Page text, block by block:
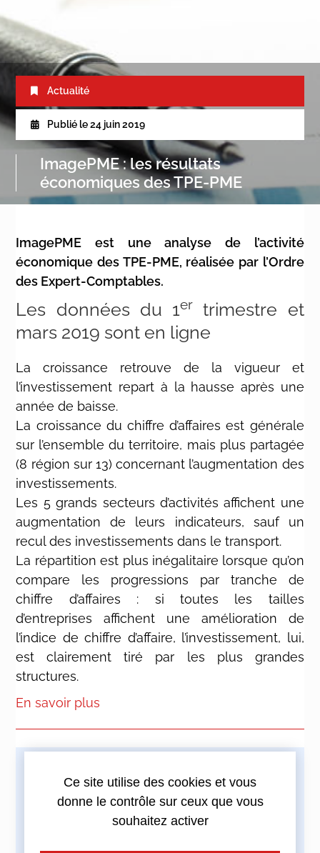
Actualité
Publié le 24 juin 2019
ImagePME : les résultats
économiques des TPE-PME
ImagePME est une analyse de l’activité
économique des TPE-PME, réalisée par l’Ordre
des Expert-Comptables.
Les données du 1er
trimestre et
mars 2019 sont en ligne
La croissance retrouve de la vigueur et
l’investissement repart à la hausse après une
année de baisse.
La croissance du chiffre d’affaires est générale
sur l’ensemble du territoire, mais plus partagée
(8 région sur 13) concernant l’augmentation des
investissements.
Les 5 grands secteurs d’activités affichent une
augmentation de leurs indicateurs, sauf un
recul des investissements dans le transport.
La répartition est plus inégalitaire lorsque qu’on
compare les progressions par tranche de
chiffre d’affaires : si toutes les tailles
d’entreprises affichent une amélioration de
l’indice de chiffre d’affaire, l’investissement, lui,
est clairement tiré par les plus grandes
structures.
En savoir plus
Imprimez cette actualité
Ce site utilise des cookies et vous
donne le contrôle sur ceux que vous
souhaitez activer